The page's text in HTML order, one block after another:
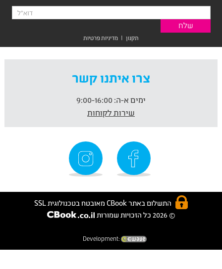
תקנון | מדיניות פרטיות
צרו איתנו קשר
ימים א-ה:
שירות לקוחות
התשלום באתר CBook מאובטח בטכנולוגית SSL
© 2026 כל הזכויות שמורות
Development: